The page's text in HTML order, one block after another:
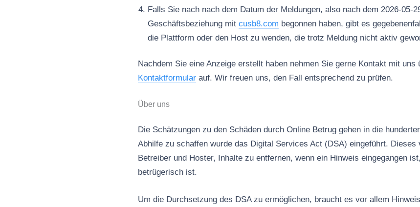
Falls Sie nach nach dem Datum der Meldungen, also nach dem 2026-05-
Geschäftsbeziehung mit cusb8.com begonnen haben, gibt es
die Plattform oder den Host zu wenden, die trotz Meldung nicht aktiv
Nachdem Sie eine Anzeige erstellt haben nehmen Sie gerne Kontakt mit uns
Kontaktformular auf. Wir freuen uns, den Fall entsprechend zu prüfen.
Über uns
Die Schätzungen zu den Schäden durch Online Betrug gehen in die
Abhilfe zu schaffen wurde das Digital Services Act (DSA) eingeführt. Dieses
Betreiber und Hoster, Inhalte zu entfernen, wenn ein Hinweis eingegangen
betrügerisch ist.
Um die Durchsetzung des DSA zu ermöglichen, braucht es vor allem